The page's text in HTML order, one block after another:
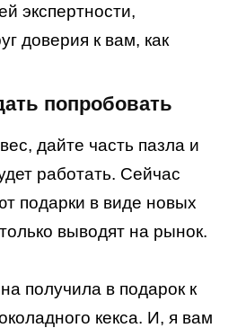
экспертности,
доверия к вам, как
попробовать
дайте часть пазла и
работать. Сейчас
подарки в виде новых
выводят на рынок.
получила в подарок к
кекса. И, я вам